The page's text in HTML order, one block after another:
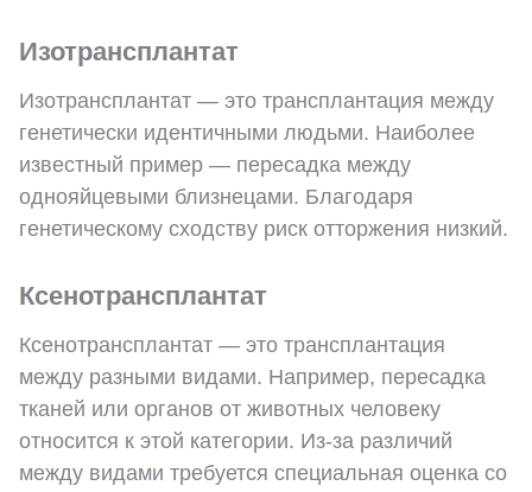
Изотрансплантат
Изотрансплантат — это трансплантация между
генетически идентичными людьми. Наиболее
известный пример — пересадка между
однояйцевыми близнецами. Благодаря
генетическому сходству риск отторжения низкий.
Ксенотрансплантат
Ксенотрансплантат — это трансплантация
между разными видами. Например, пересадка
тканей или органов от животных человеку
относится к этой категории. Из-за различий
между видами требуется специальная оценка со